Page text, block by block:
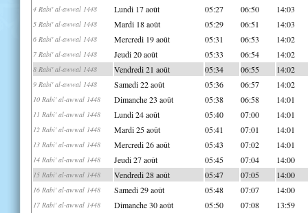
4 Rabi' al-awwal 1448 Lundi 17 août 05:27 06:50 14:03
5 Rabi' al-awwal 1448 Mardi 18 août 05:29 06:51 14:03
6 Rabi' al-awwal 1448 Mercredi 19 août 05:31 06:53 14:02
7 Rabi' al-awwal 1448 Jeudi 20 août 05:33 06:54 14:02
8 Rabi' al-awwal 1448 Vendredi 21 août 05:34 06:55 14:02
9 Rabi' al-awwal 1448 Samedi 22 août 05:36 06:57 14:02
10 Rabi' al-awwal 1448 Dimanche 23 août 05:38 06:58 14:01
11 Rabi' al-awwal 1448 Lundi 24 août 05:40 07:00 14:01
12 Rabi' al-awwal 1448 Mardi 25 août 05:41 07:01 14:01
13 Rabi' al-awwal 1448 Mercredi 26 août 05:43 07:02 14:01
14 Rabi' al-awwal 1448 Jeudi 27 août 05:45 07:04 14:00
15 Rabi' al-awwal 1448 Vendredi 28 août 05:47 07:05 14:00
16 Rabi' al-awwal 1448 Samedi 29 août 05:48 07:07 14:00
17 Rabi' al-awwal 1448 Dimanche 30 août 05:50 07:08 13:59